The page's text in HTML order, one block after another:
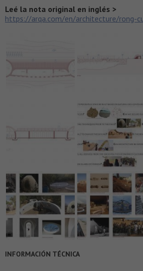
Leé la nota original en inglés >
https://arqa.com/en/architecture/rong-
INFORMACIÓN TÉCNICA